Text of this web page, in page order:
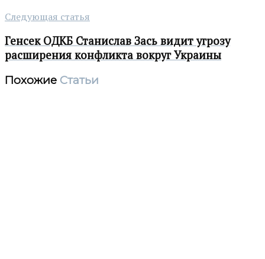
Следующая статья
Генсек ОДКБ Станислав Зась видит угрозу
расширения конфликта вокруг Украины
Похожие Статьи